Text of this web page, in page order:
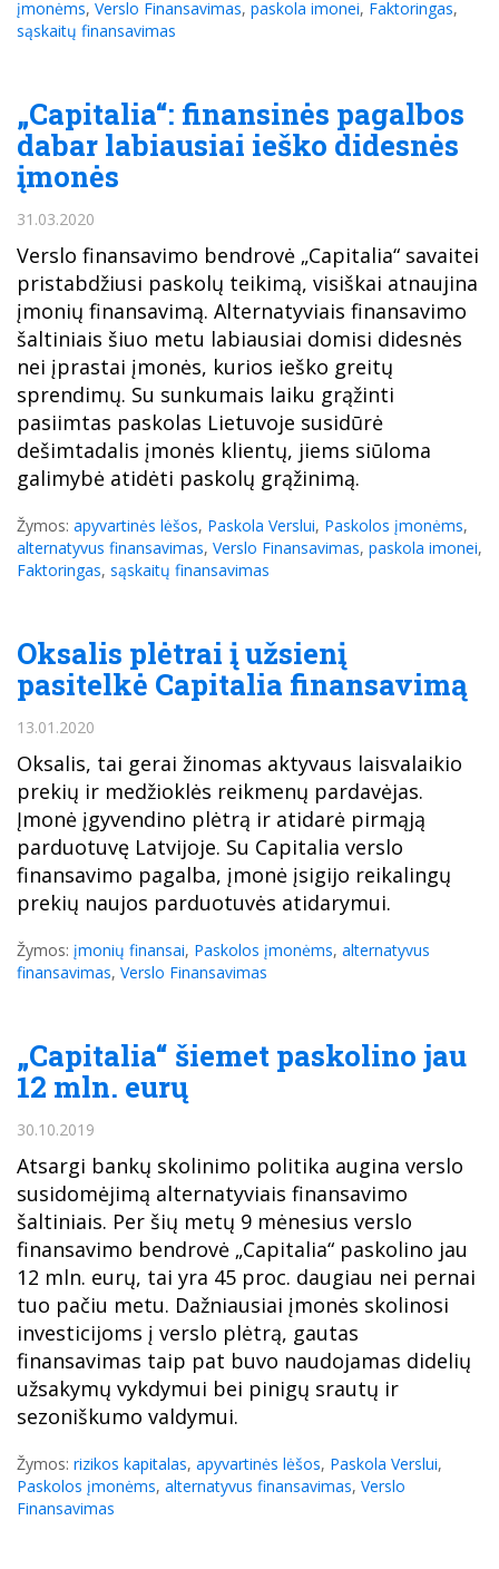
įmonėms, Verslo Finansavimas, paskola imonei, Faktoringas,
sąskaitų finansavimas
„Capitalia“: finansinės pagalbos
dabar labiausiai ieško didesnės
įmonės
31.03.2020
Verslo finansavimo bendrovė „Capitalia“ savaitei
pristabdžiusi paskolų teikimą, visiškai atnaujina
įmonių finansavimą. Alternatyviais finansavimo
šaltiniais šiuo metu labiausiai domisi didesnės
nei įprastai įmonės, kurios ieško greitų
sprendimų. Su sunkumais laiku grąžinti
pasiimtas paskolas Lietuvoje susidūrė
dešimtadalis įmonės klientų, jiems siūloma
galimybė atidėti paskolų grąžinimą.
Žymos: apyvartinės lėšos, Paskola Verslui, Paskolos įmonėms,
alternatyvus finansavimas, Verslo Finansavimas, paskola imonei,
Faktoringas, sąskaitų finansavimas
Oksalis plėtrai į užsienį
pasitelkė Capitalia finansavimą
13.01.2020
Oksalis, tai gerai žinomas aktyvaus laisvalaikio
prekių ir medžioklės reikmenų pardavėjas.
Įmonė įgyvendino plėtrą ir atidarė pirmąją
parduotuvę Latvijoje. Su Capitalia verslo
finansavimo pagalba, įmonė įsigijo reikalingų
prekių naujos parduotuvės atidarymui.
Žymos: įmonių finansai, Paskolos įmonėms, alternatyvus
finansavimas, Verslo Finansavimas
„Capitalia“ šiemet paskolino jau
12 mln. eurų
30.10.2019
Atsargi bankų skolinimo politika augina verslo
susidomėjimą alternatyviais finansavimo
šaltiniais. Per šių metų 9 mėnesius verslo
finansavimo bendrovė „Capitalia“ paskolino jau
12 mln. eurų, tai yra 45 proc. daugiau nei pernai
tuo pačiu metu. Dažniausiai įmonės skolinosi
investicijoms į verslo plėtrą, gautas
finansavimas taip pat buvo naudojamas didelių
užsakymų vykdymui bei pinigų srautų ir
sezoniškumo valdymui.
Žymos: rizikos kapitalas, apyvartinės lėšos, Paskola Verslui,
Paskolos įmonėms, alternatyvus finansavimas, Verslo
Finansavimas